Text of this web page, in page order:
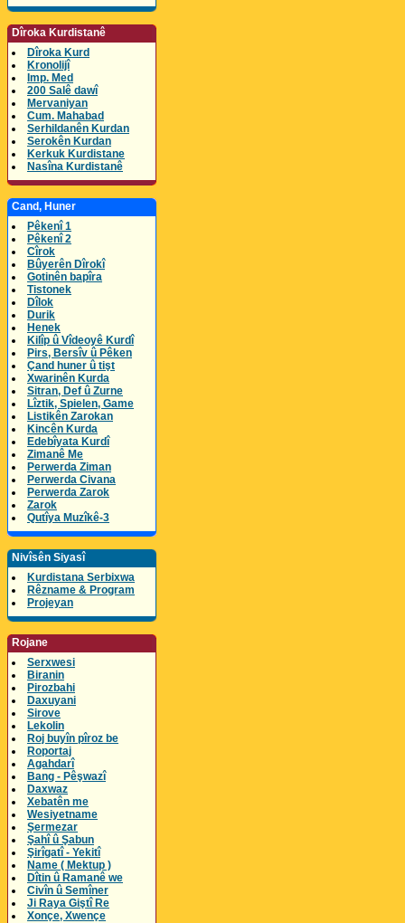
Dîroka Kurdistanê
Dîroka Kurd
Kronolijî
Imp. Med
200 Salê dawî
Mervaniyan
Cum. Mahabad
Serhildanên Kurdan
Serokên Kurdan
Kerkuk Kurdistane
Nasîna Kurdistanê
Cand, Huner
Pêkenî 1
Pêkenî 2
Cîrok
Bûyerên Dîrokî
Gotinên bapîra
Tistonek
Dîlok
Durik
Henek
Kilîp û Vîdeoyê Kurdî
Pirs, Bersîv û Pêken
Çand huner û tişt
Xwarinên Kurda
Sitran, Def û Zurne
Lîztik, Spielen, Game
Listikên Zarokan
Kincên Kurda
Edebîyata Kurdî
Zimanê Me
Perwerda Ziman
Perwerda Civana
Perwerda Zarok
Zarok
Qutîya Muzîkê-3
Nivîsên Siyasî
Kurdistana Serbixwa
Rêzname & Program
Projeyan
Rojane
Serxwesi
Biranin
Pirozbahi
Daxuyani
Sirove
Lekolin
Roj buyîn pîroz be
Roportaj
Agahdarî
Bang - Pêşwazî
Daxwaz
Xebatên me
Wesiyetname
Şermezar
Şahî û Şabun
Şirîgatî - Yekitî
Name ( Mektup )
Dîtin û Ramanê we
Civîn û Semîner
Ji Raya Giştî Re
Xonçe, Xwençe